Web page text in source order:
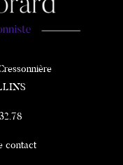
contact